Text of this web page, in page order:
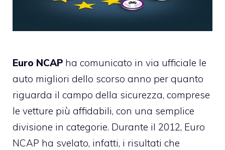
Euro NCAP ha comunicato in via ufficiale le
auto migliori dello scorso anno per quanto
riguarda il campo della sicurezza, comprese
le vetture più affidabili, con una semplice
divisione in categorie. Durante il 2012, Euro
NCAP ha svelato, infatti, i risultati che